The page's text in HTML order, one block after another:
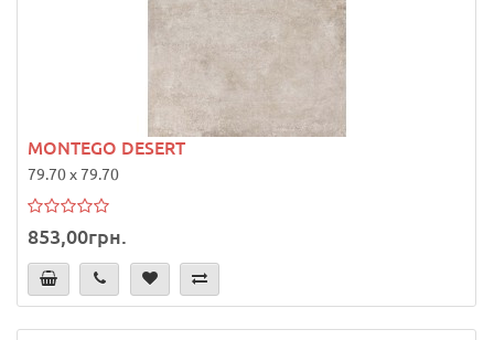
MONTEGO DESERT
79.70 x 79.70
853,00грн.